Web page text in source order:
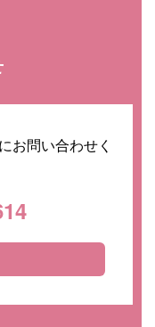
お問い合わせく